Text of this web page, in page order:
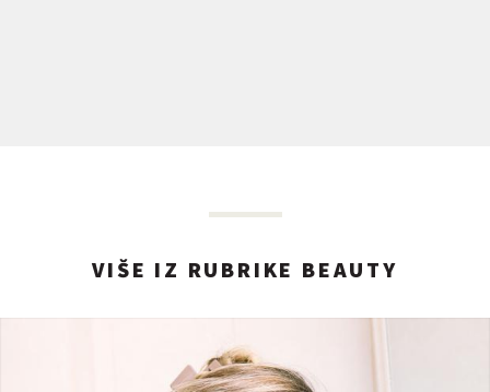
VIŠE IZ RUBRIKE BEAUTY